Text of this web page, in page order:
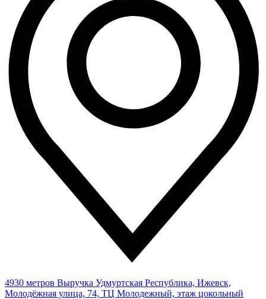
4930 метров Выручка Удмуртская Республика, Ижевск,
Молодёжная улица, 74, ТЦ Молодежный, этаж цокольный